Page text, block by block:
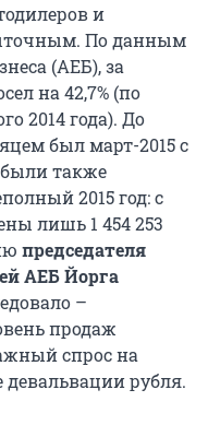
и
По данным
(АЕБ), за
на 42,7% (по
2014 года). До
был март-2015 с
были также
2015 год: с
лишь 1 454 253
председателя
АЕБ Йорга
–
продаж
спрос на
рубля.